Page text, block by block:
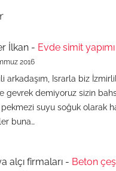
İlkan - Evde simit yapımı
2016
arkadaşım, Israrla biz
gevrek demiyoruz sizin
suyu soğuk olarak
buna…
alçı firmaları - Beton